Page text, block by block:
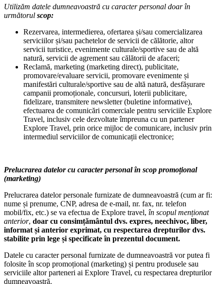
Utilizăm datele dumneavoastră cu caracter personal doar în
următorul scop:
Rezervarea, intermedierea, ofertarea și/sau comercializarea
serviciilor și/sau pachetelor de servicii de călătorie, altor
servicii turistice, evenimente culturale/sportive sau de altă
natură, servicii de agrement sau călătorii de afaceri;
Reclamă, marketing (marketing direct), publicitate,
promovare/evaluare servicii, promovare evenimente și
manifestări culturale/sportive sau de altă natură, desfășurare
campanii promoționale, concursuri, loterii publicitare,
fidelizare, transmitere newsletter (buletine informative),
efectuarea de comunicări comerciale pentru serviciile Explore
Travel, inclusiv cele dezvoltate împreuna cu un partener
Explore Travel, prin orice mijloc de comunicare, inclusiv prin
intermediul serviciilor de comunicații electronice;
Prelucrarea datelor cu caracter personal în scop promoțional
(marketing)
Prelucrarea datelor personale furnizate de dumneavoastră (cum ar fi:
nume și prenume, CNP, adresa de e-mail, nr. fax, nr. telefon
mobil/fix, etc.) se va efectua de Explore travel, în scopul menționat
anterior, doar cu consimțământul dvs. expres, neechivoc, liber,
informat și anterior exprimat, cu respectarea drepturilor dvs.
stabilite prin lege și specificate în prezentul document.
Datele cu caracter personal furnizate de dumneavoastră vor putea fi
folosite în scop promoțional (marketing) și pentru produsele sau
serviciile altor parteneri ai Explore Travel, cu respectarea drepturilor
dumneavoastră.